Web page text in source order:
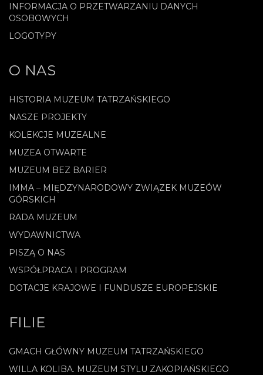
INFORMACJA O PRZETWARZANIU DANYCH
OSOBOWYCH
LOGOTYPY
O NAS
HISTORIA MUZEUM TATRZAŃSKIEGO
NASZE PROJEKTY
KOLEKCJE MUZEALNE
MUZEA OTWARTE
MUZEUM BEZ BARIER
IMMA – MIĘDZYNARODOWY ZWIĄZEK MUZEÓW
GÓRSKICH
RADA MUZEUM
WYDAWNICTWA
PISZĄ O NAS
WSPÓŁPRACA I PROGRAM
DOTACJE KRAJOWE I FUNDUSZE EUROPEJSKIE
FILIE
GMACH GŁÓWNY MUZEUM TATRZAŃSKIEGO
WILLA KOLIBA. MUZEUM STYLU ZAKOPIAŃSKIEGO